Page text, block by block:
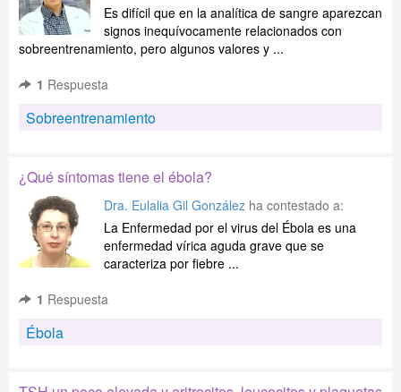
Es difícil que en la analítica de sangre aparezcan
signos inequívocamente relacionados con
sobreentrenamiento, pero algunos valores y ...
1 Respuesta
Sobreentrenamiento
¿Qué síntomas tiene el ébola?
Dra. Eulalia Gil González ha contestado a:
La Enfermedad por el virus del Ébola es una
enfermedad vírica aguda grave que se
caracteriza por fiebre ...
1 Respuesta
Ébola